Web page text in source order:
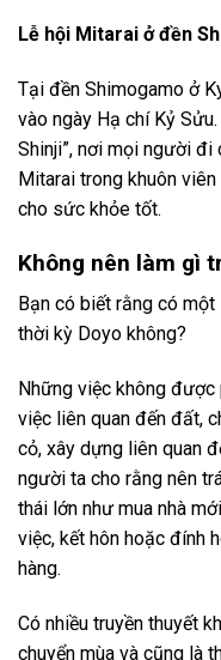
Lễ hội Mitarai ở đền
Tại đền Shimogamo ở
vào ngày Hạ chí Kỷ
Shinji”, nơi mọi người
Mitarai trong khuôn
cho sức khỏe tốt.
Không nên làm gì
Bạn có biết rằng có
thời kỳ Doyo không?
Những việc không
việc liên quan đến đất,
cỏ, xây dựng liên quan
người ta cho rằng nên
thái lớn như mua nhà
việc, kết hôn hoặc đính
hàng.
Có nhiều truyền thuyết
chuyển mùa và cũng là